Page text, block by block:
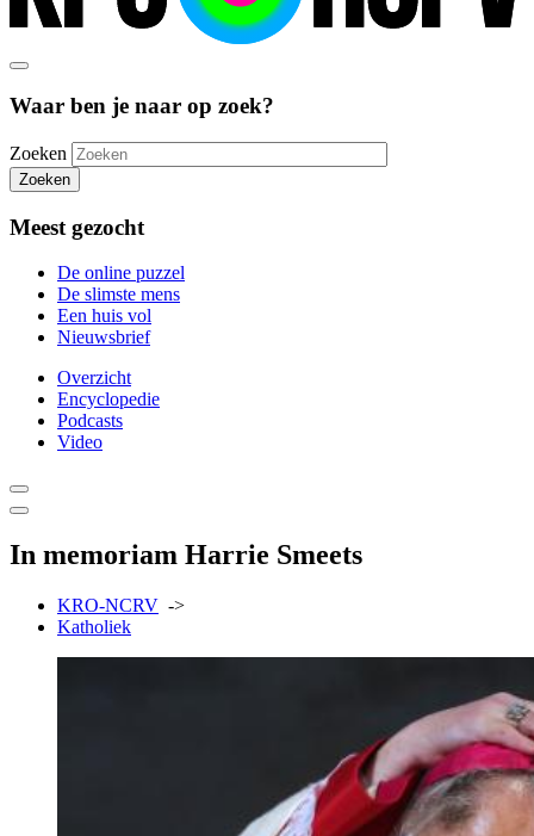
Waar ben je naar op zoek?
Zoeken
Zoeken
Meest gezocht
De online puzzel
De slimste mens
Een huis vol
Nieuwsbrief
Overzicht
Encyclopedie
Podcasts
Video
In memoriam Harrie Smeets
KRO-NCRV ->
Katholiek